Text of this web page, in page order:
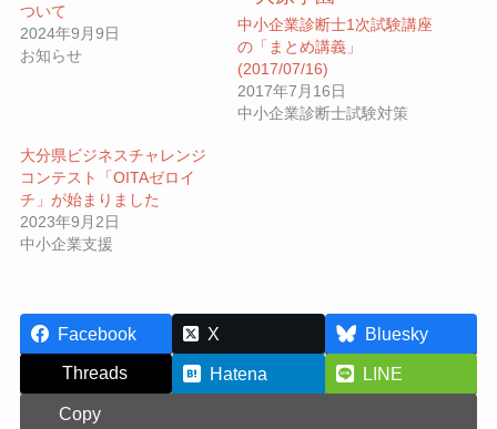
ついて
2024年9月9日
お知らせ
中小企業診断士1次試験講座
の「まとめ講義」
(2017/07/16)
2017年7月16日
中小企業診断士試験対策
大分県ビジネスチャレンジ
コンテスト「OITAゼロイ
チ」が始まりました
2023年9月2日
中小企業支援
Facebook X
Bluesky
Threads
Hatena
LINE
Copy